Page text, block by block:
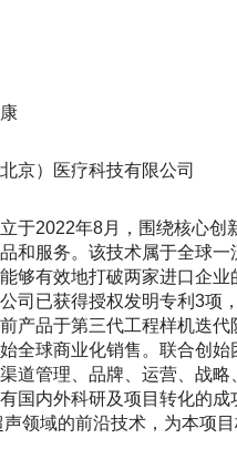
京）医疗科技有限公司
于2022年8月，围绕核心
和服务。该技术属于全球
够有效地打破两家进口企
司已获得授权发明专利3项
产品于第三代工程样机迭
全球商业化销售。联合创
道管理、品牌、运营、战
国内外科研及项目转化的
领域的前沿技术，为本项